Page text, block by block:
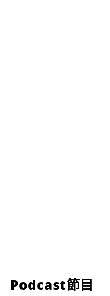
Podcast節目